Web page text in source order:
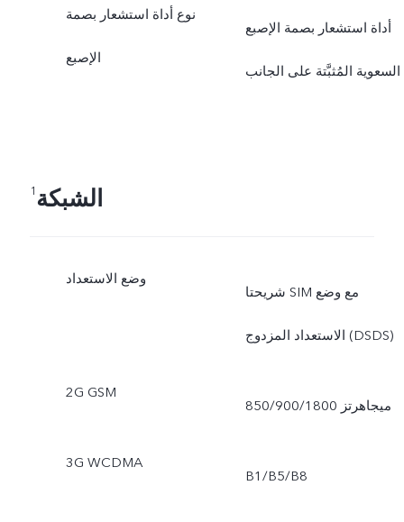
نوع أداة استشعار بصمة
الإصبع
أداة استشعار بصمة الإصبع
السعوية المُثبَّتة على الجانب
الشبكة 1
وضع الاستعداد
شريحتا SIM مع وضع
الاستعداد المزدوج (DSDS)
2G GSM
850/900/1800 ميجاهرتز
3G WCDMA
B1/B5/B8